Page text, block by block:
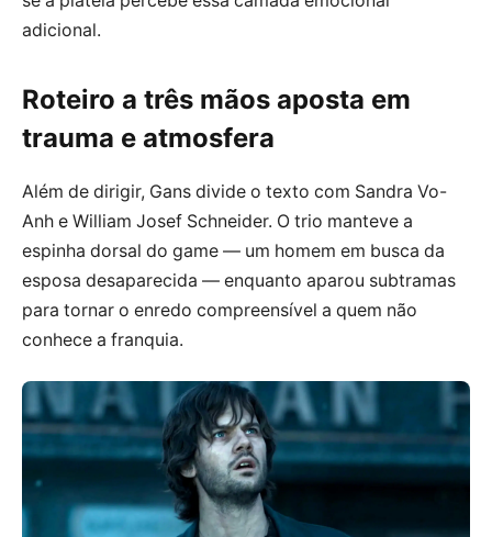
adicional.
Roteiro a três mãos aposta em
trauma e atmosfera
Além de dirigir, Gans divide o texto com Sandra Vo-
Anh e William Josef Schneider. O trio manteve a
espinha dorsal do game — um homem em busca da
esposa desaparecida — enquanto aparou subtramas
para tornar o enredo compreensível a quem não
conhece a franquia.